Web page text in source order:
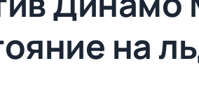
на